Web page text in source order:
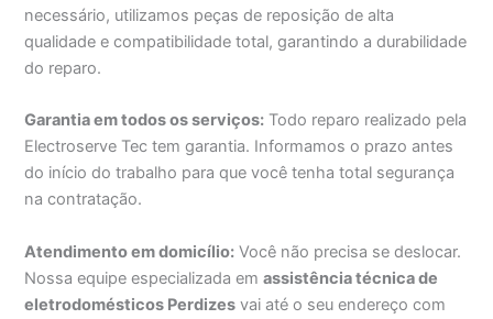
necessário, utilizamos peças de reposição de alta
qualidade e compatibilidade total, garantindo a durabilidade
do reparo.
Garantia em todos os serviços: Todo reparo realizado pela
Electroserve Tec tem garantia. Informamos o prazo antes
do início do trabalho para que você tenha total segurança
na contratação.
Atendimento em domicílio: Você não precisa se deslocar.
Nossa equipe especializada emassistência técnica de
eletrodomésticos Perdizes vai até o seu endereço com